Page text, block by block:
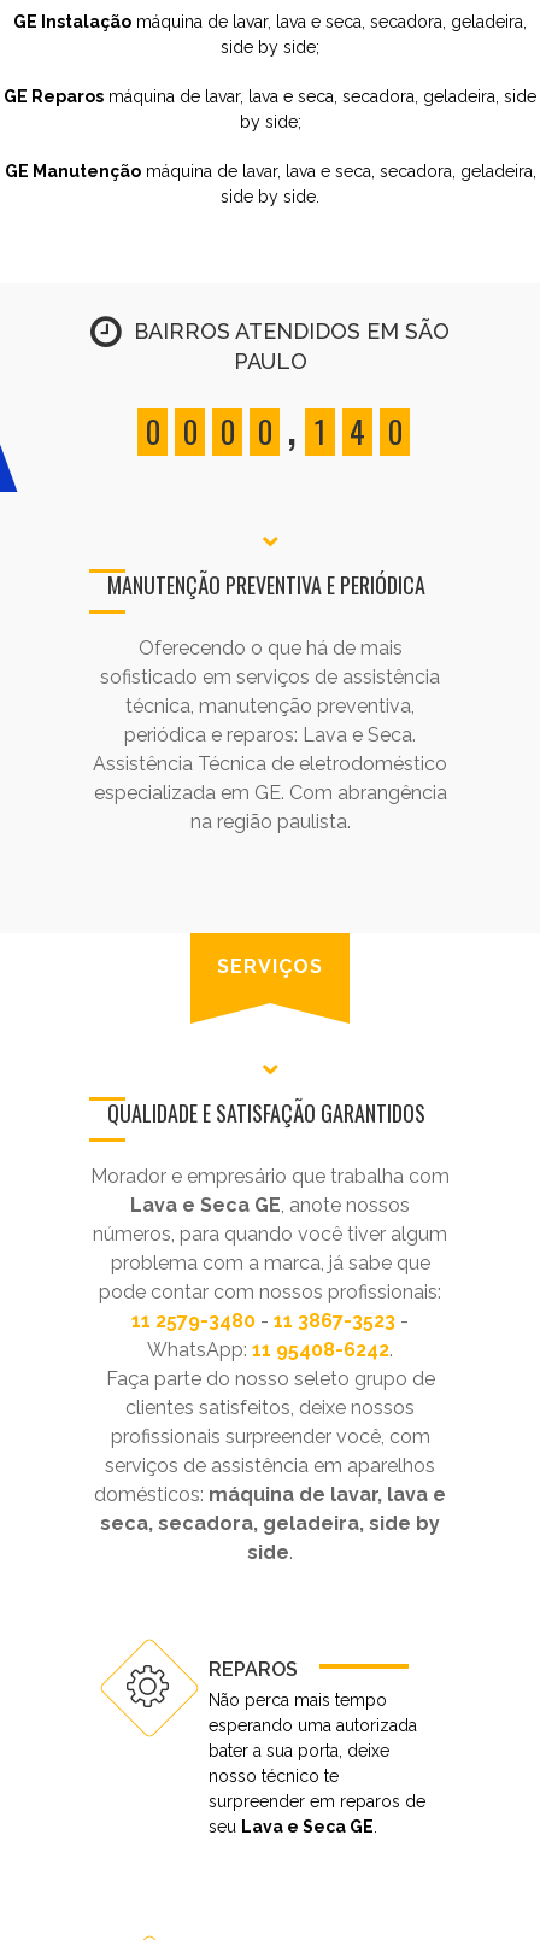
GE Instalação máquina de lavar, lava e seca, secadora, geladeira,
side by side;
GE Reparos máquina de lavar, lava e seca, secadora, geladeira, side
by side;
GE Manutençãomáquina de lavar, lava e seca, secadora, geladeira,
side by side.
BAIRROS ATENDIDOS EM SÃO
PAULO
0 0 0 0 , 1 4 0
MANUTENÇÃO PREVENTIVA E PERIÓDICA
Oferecendo o que há de mais
sofisticado em serviços de assistência
técnica, manutenção preventiva,
periódica e reparos: Lava e Seca.
Assistência Técnica de eletrodoméstico
especializada em GE. Com abrangência
na região paulista.
SERVIÇOS
QUALIDADE E SATISFAÇÃO GARANTIDOS
Morador e empresário que trabalha com
Lava e Seca GE, anote nossos
números, para quando você tiver algum
problema com a marca, já sabe que
pode contar com nossos profissionais:
11 2579-3480 - 11 3867-3523 -
WhatsApp: 11 95408-6242.
Faça parte do nosso seleto grupo de
clientes satisfeitos, deixe nossos
profissionais surpreender você, com
serviços de assistência em aparelhos
domésticos: máquina de lavar, lava e
seca, secadora, geladeira, side by
side.
REPAROS
Não perca mais tempo
esperando uma autorizada
bater a sua porta, deixe
nosso técnico te
surpreender em reparos de
seu Lava e Seca GE.